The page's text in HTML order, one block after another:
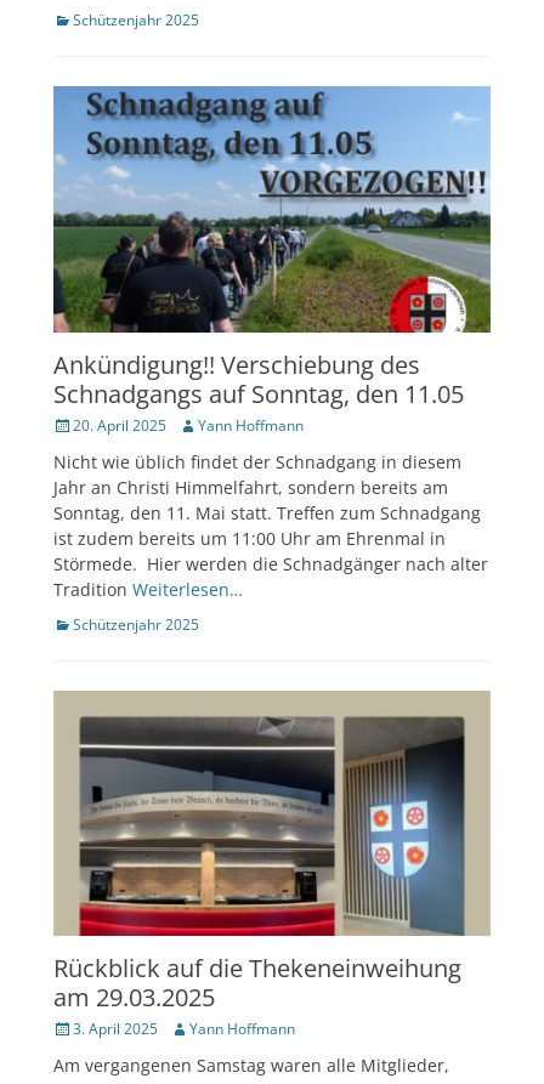
Kategorien
Schützenjahr 2025
Ankündigung!! Verschiebung des
Schnadgangs auf Sonntag, den 11.05
Veröffentlicht
20. April 2025 Author
Yann Hoffmann
Nicht wie üblich findet der Schnadgang in diesem
Jahr an Christi Himmelfahrt, sondern bereits am
Sonntag, den 11. Mai statt. Treffen zum Schnadgang
ist zudem bereits um 11:00 Uhr am Ehrenmal in
Störmede. Hier werden die Schnadgänger nach alter
Tradition Weiterlesen…
Kategorien
Schützenjahr 2025
Rückblick auf die Thekeneinweihung
am 29.03.2025
Veröffentlicht
3. April 2025 Author
Yann Hoffmann
Am vergangenen Samstag waren alle Mitglieder,